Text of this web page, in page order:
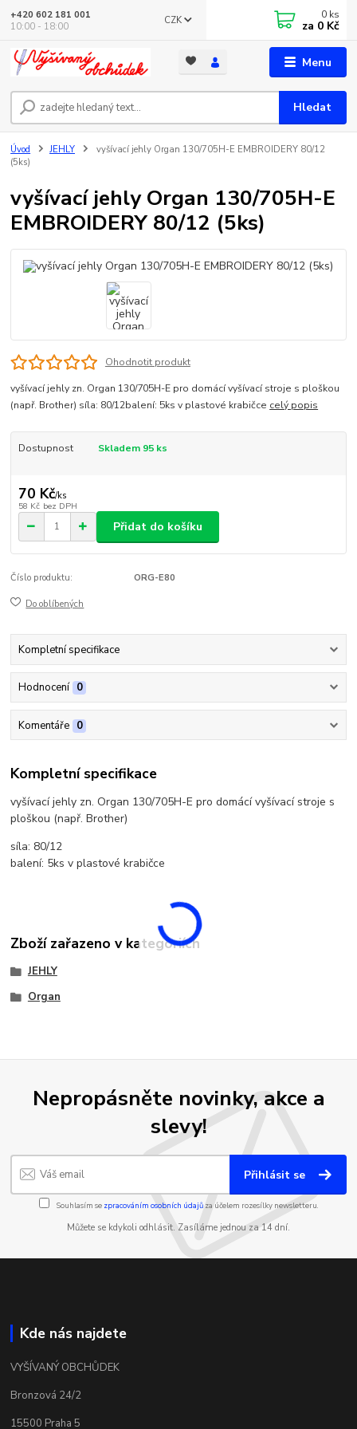
Menu
CZK
Hledat
+420 602 181 001
10:00 - 18:00
0 ks
za 0 Kč
Úvod JEHLY
vyšívací jehly Organ 130/705H-E EMBROIDERY 80/12
(5ks)
vyšívací jehly Organ 130/705H-E
EMBROIDERY 80/12 (5ks)
Ohodnotit produkt
vyšívací jehly zn. Organ 130/705H-E pro domácí vyšívací stroje s ploškou
(např. Brother) síla: 80/12balení: 5ks v plastové krabičce celý popis
Dostupnost Skladem 95 ks
70 Kč/ks
58 Kč bez DPH
Přidat do košíku
Číslo produktu: ORG-E80
Do oblíbených
Kompletní specifikace
Hodnocení 0
Komentáře 0
Kompletní specifikace
vyšívací jehly zn. Organ 130/705H-E pro domácí vyšívací stroje s
ploškou (např. Brother)
síla: 80/12
balení: 5ks v plastové krabičce
Zboží zařazeno v kategoriích
JEHLY
Organ
Nepropásněte novinky, akce a
slevy!
Přihlásit se
Souhlasím se zpracováním osobních údajůza účelem rozesílky newsletteru.
Můžete se kdykoli odhlásit. Zasíláme jednou za 14 dní.
Kde nás najdete
VYŠÍVANÝ OBCHŮDEK
Bronzová 24/2
15500 Praha 5